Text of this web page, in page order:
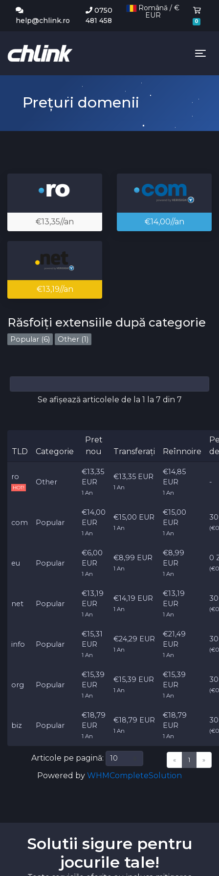
help@chlink.ro
0750
481 458
EUR
0 Coș
Prețuri domenii
€13,35//an €14,00//an
€13,19//an
Răsfoiți extensiile după categorie
Popular (6) Other (1)
Se afișează articolele de la 1 la 7 din 7
TLD Categorie
Pret
nou
Transferați Reînnoire
ro
HOT!
Other
€13,35
EUR
1 An
€13,35 EUR
1 An
€14,85
EUR
1 An
-
com Popular
€14,00
EUR
1 An
€15,00 EUR
1 An
€15,00
EUR
1 An
eu Popular
€6,00
EUR
1 An
€8,99 EUR
1 An
€8,99
EUR
1 An
0
net Popular
€13,19
EUR
1 An
€14,19 EUR
1 An
€13,19
EUR
1 An
info Popular
€15,31
EUR
1 An
€24,29 EUR
1 An
€21,49
EUR
1 An
org Popular
€15,39
EUR
1 An
€15,39 EUR
1 An
€15,39
EUR
1 An
biz Popular
€18,79
EUR
1 An
€18,79 EUR
1 An
€18,79
EUR
1 An
« 1 »
Articole pe pagină:
Powered by WHMCompleteSolution
Solutii sigure pentru
jocurile tale!